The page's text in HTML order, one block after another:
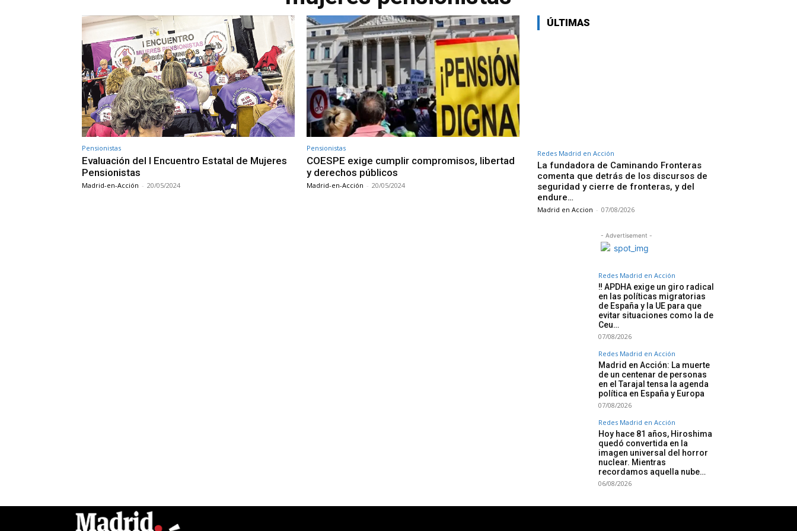
Pensionistas
Evaluación del I Encuentro Estatal de Mujeres
Pensionistas
Madrid-en-Acción - 20/05/2024
Pensionistas
COESPE exige cumplir compromisos, libertad
y derechos públicos
Madrid-en-Acción - 20/05/2024
ÚLTIMAS
Redes Madrid en Acción
La fundadora de Caminando Fronteras
comenta que detrás de los discursos de
seguridad y cierre de fronteras, y del
endure…
Madrid en Accion - 07/08/2026
- Advertisement -
Redes Madrid en Acción
‼️ APDHA exige un giro radical
en las políticas migratorias
de España y la UE para que
evitar situaciones como la de
Ceu…
07/08/2026
Redes Madrid en Acción
Madrid en Acción: La muerte
de un centenar de personas
en el Tarajal tensa la agenda
política en España y Europa
07/08/2026
Redes Madrid en Acción
Hoy hace 81 años, Hiroshima
quedó convertida en la
imagen universal del horror
nuclear. Mientras
recordamos aquella nube…
06/08/2026